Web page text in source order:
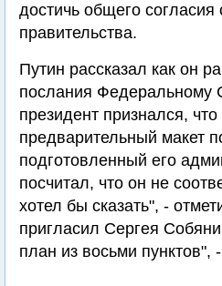
достичь общего согласия
правительства.
Путин рассказал как он
послания Федеральному
президент признался,
предварительный макет
подготовленный его
посчитал, что он не
хотел бы сказать", -
пригласил Сергея
план из восьми пунктов",